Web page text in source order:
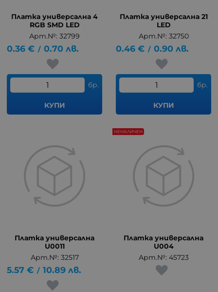
Платка универсална 4
RGB SMD LED
Арт.№: 32799
0.36 € / 0.70 лв.
бр.
КУПИ
Платка универсална 21
LED
Арт.№: 32750
0.46 € / 0.90 лв.
бр.
КУПИ
Платка универсална
U0011
Арт.№: 32517
5.57 € / 10.89 лв.
Платка универсална
U004
Арт.№: 45723
НЕНАЛИЧЕН